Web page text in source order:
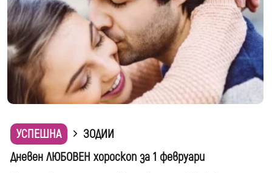
УСПЕШНА
ЗОДИИ
Дневен ЛЮБОВЕН хороскоп за 1 февруари